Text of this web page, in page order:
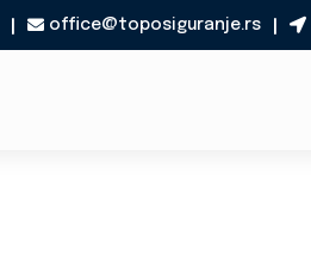
 office@toposiguranje.rs